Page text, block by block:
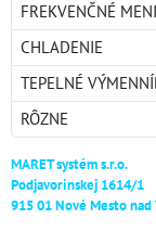
FREKVENČNÉ
CHLADENIE
TEPELNÉ
RÔZNE
MARET systém s.r.o.
Podjavorinskej 1614/1
915 01 Nové Mesto nad